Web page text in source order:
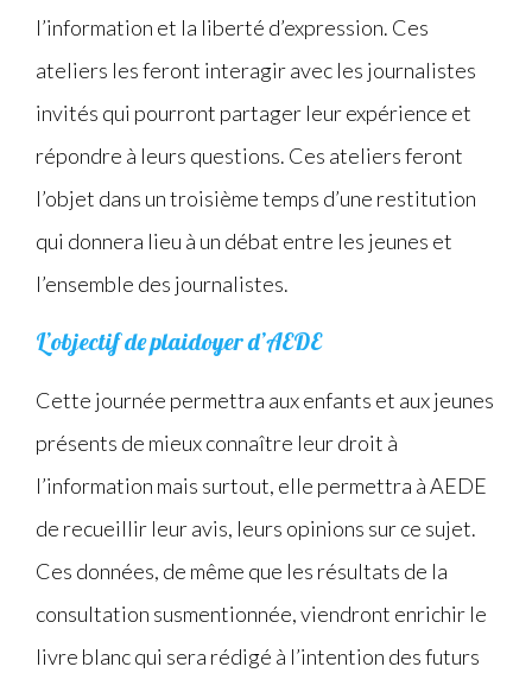
l’information et la liberté d’expression. Ces
ateliers les feront interagir avec les journalistes
invités qui pourront partager leur expérience et
répondre à leurs questions. Ces ateliers feront
l’objet dans un troisième temps d’une restitution
qui donnera lieu à un débat entre les jeunes et
l’ensemble des journalistes.
L’objectif de plaidoyer d’AEDE
Cette journée permettra aux enfants et aux jeunes
présents de mieux connaître leur droit à
l’information mais surtout, elle permettra à AEDE
de recueillir leur avis, leurs opinions sur ce sujet.
Ces données, de même que les résultats de la
consultation susmentionnée, viendront enrichir le
livre blanc qui sera rédigé à l’intention des futurs